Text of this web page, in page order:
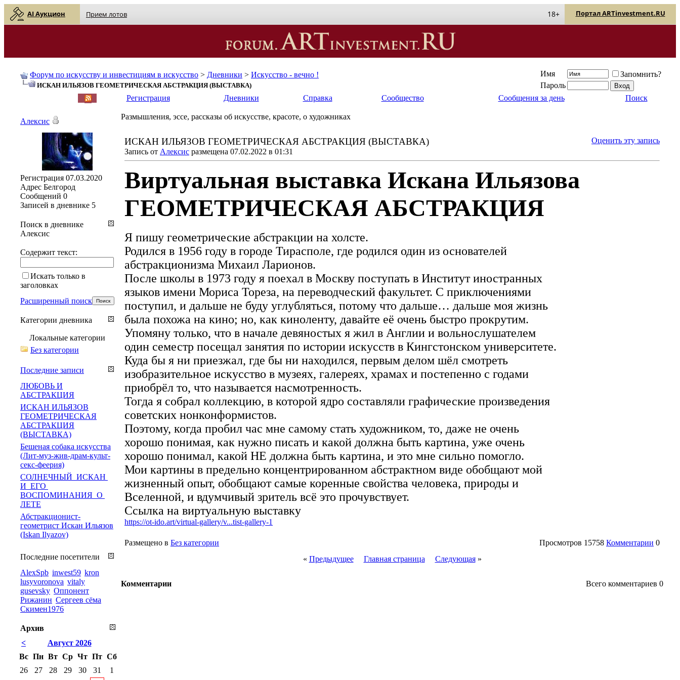
AI Аукцион Прием лотов Портал ARTinvestment.RU
18+
Форум по искусству и инвестициям в искусство > Дневники > Искусство - вечно !
ИСКАН ИЛЬЯЗОВ ГЕОМЕТРИЧЕСКАЯ АБСТРАКЦИЯ (ВЫСТАВКА)
Имя
Запомнить?
Пароль
Регистрация Дневники Справка Сообщество Сообщения за день Поиск
Размышления, эссе, рассказы об искусстве, красоте, о художниках
Оценить эту запись
ИСКАН ИЛЬЯЗОВ ГЕОМЕТРИЧЕСКАЯ АБСТРАКЦИЯ (ВЫСТАВКА)
Запись от Алексис размещена 07.02.2022 в 01:31
Виртуальная выставка Искана Ильязова
ГЕОМЕТРИЧЕСКАЯ АБСТРАКЦИЯ
Я пишу геометрические абстракции на холсте.
Родился в 1956 году в городе Тирасполе, где родился один из основателей
абстракционизма Михаил Ларионов.
После школы в 1973 году я поехал в Москву поступать в Институт иностранных
языков имени Мориса Тореза, на переводческий факультет. С приключениями
поступил, и дальше не буду углубляться, потому что дальше… дальше моя жизнь
была похожа на кино; но, как киноленту, давайте её очень быстро прокрутим.
Упомяну только, что в начале девяностых я жил в Англии и вольнослушателем
один семестр посещал занятия по истории искусств в Кингстонском университете.
Куда бы я ни приезжал, где бы ни находился, первым делом шёл смотреть
изобразительное искусство в музеях, галереях, храмах и постепенно с годами
приобрёл то, что называется насмотренность.
Тогда я собрал коллекцию, в которой ядро составляли графические произведения
советских нонконформистов.
Поэтому, когда пробил час мне самому стать художником, то, даже не очень
хорошо понимая, как нужно писать и какой должна быть картина, уже очень
хорошо понимал, какой НЕ должна быть картина, и это мне сильно помогло.
Мои картины в предельно концентрированном абстрактном виде обобщают мой
жизненный опыт, обобщают самые коренные свойства человека, природы и
Вселенной, и вдумчивый зритель всё это прочувствует.
Ссылка на виртуальную выставку
https://ot-ido.art/virtual-gallery/v...tist-gallery-1
Размещено в Без категории Просмотров 15758 Комментарии 0
« Предыдущее Главная страница Следующая»
Всего комментариев 0
Комментарии
Алексис
Регистрация 07.03.2020
Адрес Белгород
Сообщений 0
Записей в дневнике 5
Поиск в дневнике
Алексис
Содержит текст:
Искать только в
заголовках
Расширенный поиск
Категории дневника
Локальные категории
Без категории
Последние записи
ЛЮБОВЬ И
АБСТРАКЦИЯ
ИСКАН ИЛЬЯЗОВ
ГЕОМЕТРИЧЕСКАЯ
АБСТРАКЦИЯ
(ВЫСТАВКА)
Бешеная собака искусства
(Лит-муз-жив-драм-культ-
секс-феерия)
СОЛНЕЧНЫЙ ИСКАН
И ЕГО
ВОСПОМИНАНИЯ О
ЛЕТЕ
Абстракционист-
геометрист Искан Ильязов
(Iskan Ilyazov)
Последние посетители
AlexSpb inwest59 kron
lusyvoronova vitaly
gusevsky Оппонент
Рижанин Сергеев сёма
Скимен1976
Архив
<
Август 2026
Вс Пн Вт Ср Чт Пт Сб
26
27 28 29 30 31
1